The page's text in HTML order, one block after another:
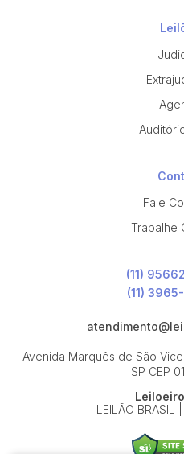
Fale
Trabalhe
(11)
(11)
Avenida Marquês de São
SP CEP
LEILÃO BRASIL |